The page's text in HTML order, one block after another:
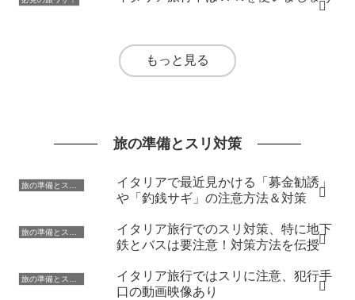
もっと見る
旅の準備とスリ対策
旅の準備とスリ対策
イタリアで最近見かける「募金勧誘」
や「釣銭サギ」の注意方法＆対策
旅の準備とスリ対策
イタリア旅行でのスリ対策、特に地下
鉄とバスは要注意！対策方法を伝授
旅の準備とスリ対策
イタリア旅行ではスリに注意、犯行手
口の動画映像あり